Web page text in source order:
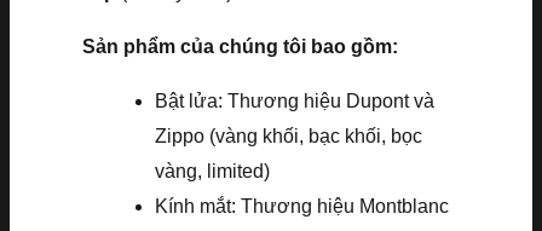
Sản phẩm của chúng tôi bao gồm:
Bật lửa: Thương hiệu Dupont và
Zippo (vàng khối, bạc khối, bọc
vàng, limited)
Kính mắt: Thương hiệu Montblanc